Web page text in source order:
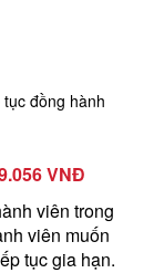
đồng hành
VNĐ
viên trong
viên muốn
tục gia hạn.